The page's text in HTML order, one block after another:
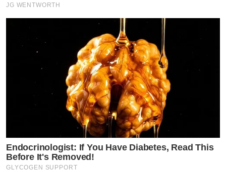
JG WENTWORTH
Endocrinologist: If You Have Diabetes, Read This
Before It's Removed!
GLYCOGEN SUPPORT